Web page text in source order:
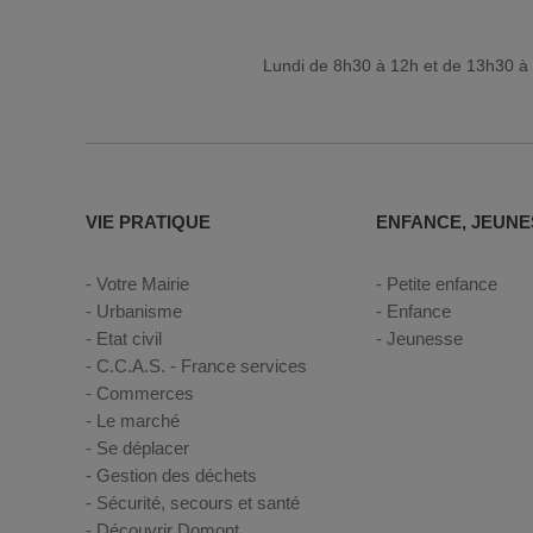
Lundi de 8h30 à 12h et de 13h30
VIE PRATIQUE
Votre Mairie
Urbanisme
Etat civil
C.C.A.S. - France services
Commerces
Le marché
Se déplacer
Gestion des déchets
Sécurité, secours et santé
ENFANCE,
Petite enfance
Enfance
Jeunesse